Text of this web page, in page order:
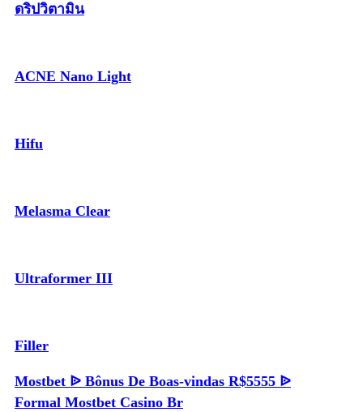
ดริปวิตามิน
ACNE Nano Light
Hifu
Melasma Clear
Ultraformer III
Filler
Mostbet ᐉ Bônus De Boas-vindas R$5555 ᐉ
Formal Mostbet Casino Br